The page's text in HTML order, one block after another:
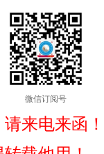
微信订阅号
来电来函！